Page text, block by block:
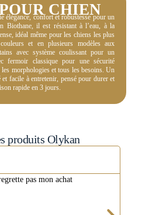
CHIEN
élégance, confort et robustesse pour un
Biothane, il est résistant à l’eau, à la
idéal même pour les chiens les plus
et en plusieurs modèles aux
avec système coulissant pour un
fermoir classique pour une sécurité
les morphologies et tous les besoins. Un
facile à entretenir, pensé pour durer et
rapide en 3 jours.
produits Olykan
pas mon achat